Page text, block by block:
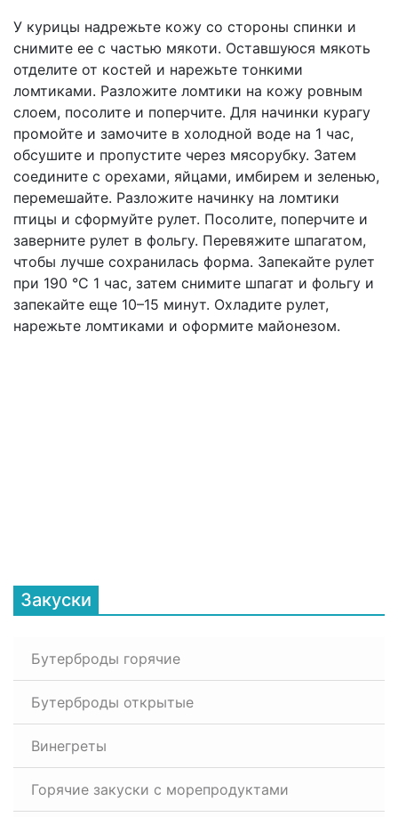
У курицы надрежьте кожу со стороны спинки и
снимите ее с частью мякоти. Оставшуюся мякоть
отделите от костей и нарежьте тонкими
ломтиками. Разложите ломтики на кожу ровным
слоем, посолите и поперчите. Для начинки курагу
промойте и замочите в холодной воде на 1 час,
обсушите и пропустите через мясорубку. Затем
соедините с орехами, яйцами, имбирем и зеленью,
перемешайте. Разложите начинку на ломтики
птицы и сформуйте рулет. Посолите, поперчите и
заверните рулет в фольгу. Перевяжите шпагатом,
чтобы лучше сохранилась форма. Запекайте рулет
при 190 °С 1 час, затем снимите шпагат и фольгу и
запекайте еще 10–15 минут. Охладите рулет,
нарежьте ломтиками и оформите майонезом.
Закуски
Бутерброды горячие
Бутерброды открытые
Винегреты
Горячие закуски с морепродуктами